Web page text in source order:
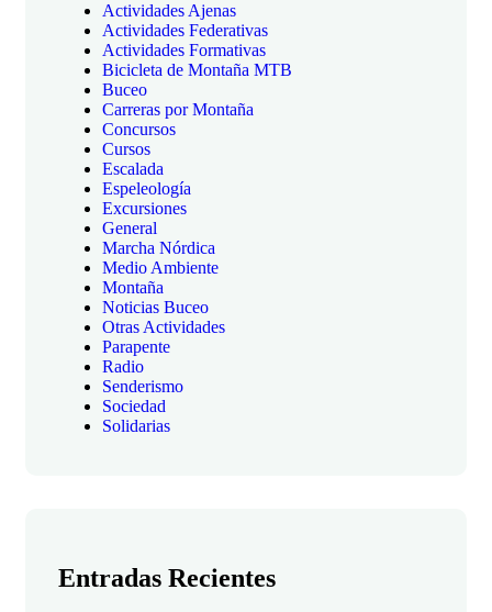
Actividades Ajenas
Actividades Federativas
Actividades Formativas
Bicicleta de Montaña MTB
Buceo
Carreras por Montaña
Concursos
Cursos
Escalada
Espeleología
Excursiones
General
Marcha Nórdica
Medio Ambiente
Montaña
Noticias Buceo
Otras Actividades
Parapente
Radio
Senderismo
Sociedad
Solidarias
Entradas Recientes